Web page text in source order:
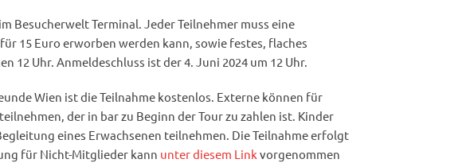
Besucherwelt Terminal. Jeder Teilnehmer muss eine
15 Euro erworben werden kann, sowie festes, flaches
12 Uhr. Anmeldeschluss ist der 4. Juni 2024 um 12 Uhr.
Wien ist die Teilnahme kostenlos. Externe können für
der in bar zu Beginn der Tour zu zahlen ist. Kinder
eines Erwachsenen teilnehmen. Die Teilnahme erfolgt
für Nicht-Mitglieder kann unter diesem Link vorgenommen